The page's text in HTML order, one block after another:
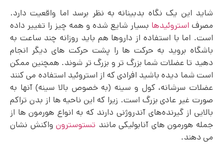
شاید این یک نگاه بدبینانه به نظر برسد اما واقعیت دارد.
مصرف استروئیدها بسیار شایع شده و همه چیز را تغییر داده
است. اما با استفاده از داروها هم باید روزانه چند ساعت به
باشگاه بروید به حرکت ها را پشت حرکت های دیگر انجام
دهید تا عضلات شما بزرگ تر و بزرگ تر شوند. همچنین ممکن
است شما دیده باشید افرادی که از استروئید استفاده می کنند
عضلات سرشانه، کول و سینه (به خصوص بالا سینه) آنها به
صورت غیر عادی بزرگ است. زیرا که این ناحیه ها از بدن تراکم
بالایی از گیرنده‌های آندروژنی دارند که به انواع هورمون ها از
جمله هورمون های آنابولیکی مانند تستوسترونواکنش نشان
می دهند.